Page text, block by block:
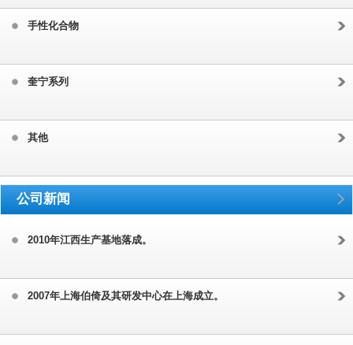
手性化合物
奎宁系列
其他
公司新闻
2010年江西生产基地落成。
2007年上海伯倚及其研发中心在上海成立。